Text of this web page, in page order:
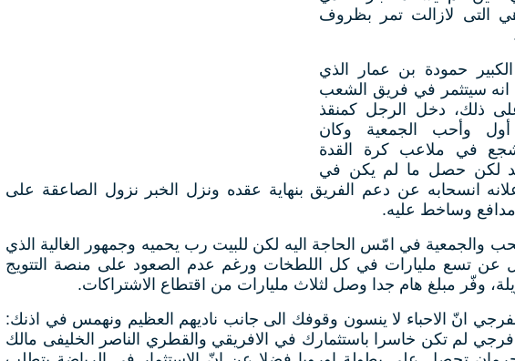
التى لازالت تمر بظروف
الكبير حمودة بن عمار الذي
انه سيتثمر في فريق الشعب
ذلك، دخل الرجل كمنقذ
وأحب الجمعية وكان
في ملاعب كرة القدة
لكن حصل ما لم يكن في
انسحابه عن دعم الفريق بنهاية عقده ونزل الخبر نزول الصاعقة على
مدافع وساخط عليه.
والجمعية في امّس الحاجة اليه لكن للبيت رب يحميه وجمهور الغالية الذي
عن تسع مليارات في كل اللطخات ورغم عدم الصعود على منصة التتويج
وفّر مبلغ هام جدا وصل لثلاث مليارات من اقتطاع الاشتراكات.
انّ الاحباء لا ينسون وقوفك الى جانب ناديهم العظيم ونهمس في اذنك:
لم تكن خاسرا باستثمارك في الافريقي والقطري الناصر الخليفى مالك